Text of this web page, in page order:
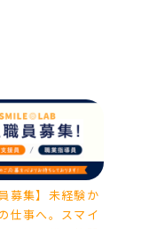
募集】未経験か
仕事へ。スマイ